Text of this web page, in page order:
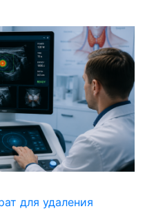
для удаления